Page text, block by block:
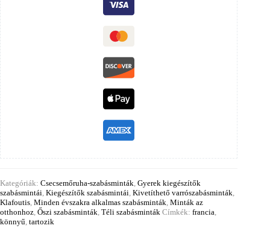
Kategóriák: Csecsemőruha-szabásminták Gyerek kiegészítők
szabásmintái Kiegészítők szabásmintái Kivetíthető varrószabásminták
Klafoutis Minden évszakra alkalmas szabásminták Minták az
otthonhoz Őszi szabásminták Téli szabásminták Címkék: francia
könnyű tartozik